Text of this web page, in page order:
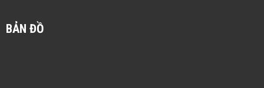
BẢN ĐỒ